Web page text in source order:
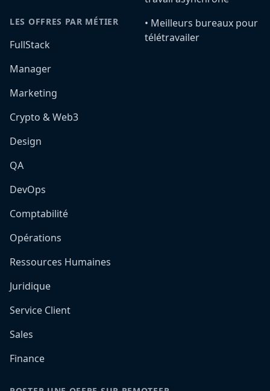
LES OFFRES PAR MÉTIER
FullStack
Manager
Marketing
Crypto & Web3
Design
QA
DevOps
Comptabilité
Opérations
Ressources Humaines
Juridique
Service Client
Sales
Finance
•️ Meilleurs bureaux pour
télétravailer